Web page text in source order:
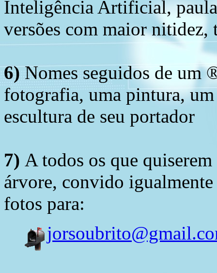
Inteligência Artificial,
versões com maior nitidez,
6)Nomes seguidos de um
fotografia, uma pintura,
escultura de seu portador
7) A todos os que
árvore, convido
fotos para: